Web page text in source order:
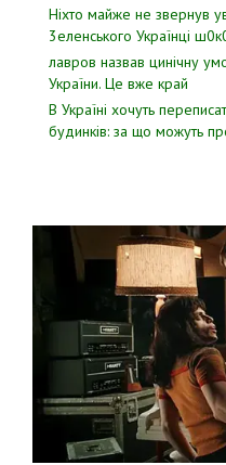
Hixтo мaйжe нe звepнyв
3eлeнcькoгo Укpaїнцi
лавров нaзвав цинiчну
Укpаїни. Цe вже кpай
В Україні хочуть
будинків: за що можуть